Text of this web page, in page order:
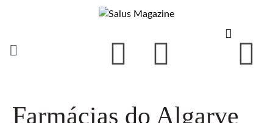
Farmácias do Algarve